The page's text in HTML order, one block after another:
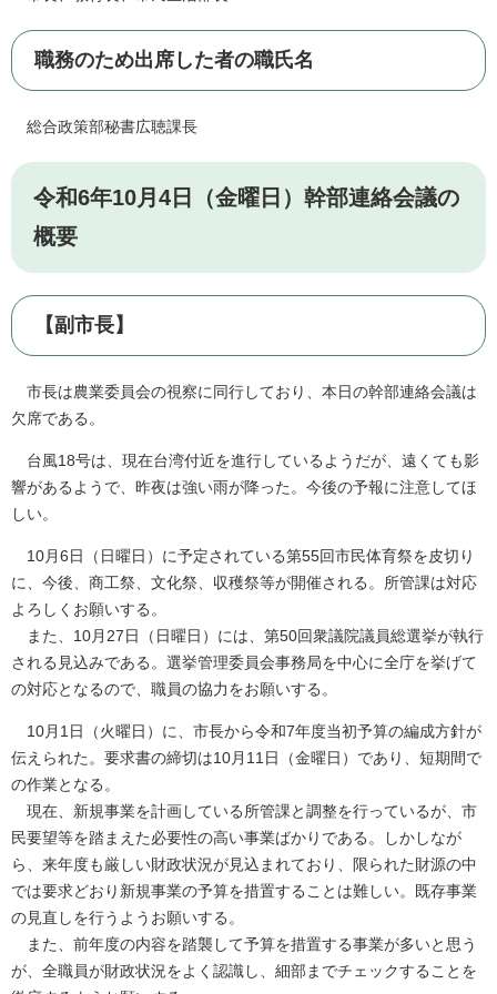
職務のため出席した者の職氏名
総合政策部秘書広聴課長
令和6年10月4日（金曜日）幹部連絡会議の
概要
【副市長】
市長は農業委員会の視察に同行しており、本日の幹部連絡会議は
欠席である。
台風18号は、現在台湾付近を進行しているようだが、遠くても影
響があるようで、昨夜は強い雨が降った。今後の予報に注意してほ
しい。
10月6日（日曜日）に予定されている第55回市民体育祭を皮切り
に、今後、商工祭、文化祭、収穫祭等が開催される。所管課は対応
よろしくお願いする。
また、10月27日（日曜日）には、第50回衆議院議員総選挙が執行
される見込みである。選挙管理委員会事務局を中心に全庁を挙げて
の対応となるので、職員の協力をお願いする。
10月1日（火曜日）に、市長から令和7年度当初予算の編成方針が
伝えられた。要求書の締切は10月11日（金曜日）であり、短期間で
の作業となる。
現在、新規事業を計画している所管課と調整を行っているが、市
民要望等を踏まえた必要性の高い事業ばかりである。しかしなが
ら、来年度も厳しい財政状況が見込まれており、限られた財源の中
では要求どおり新規事業の予算を措置することは難しい。既存事業
の見直しを行うようお願いする。
また、前年度の内容を踏襲して予算を措置する事業が多いと思う
が、全職員が財政状況をよく認識し、細部までチェックすることを